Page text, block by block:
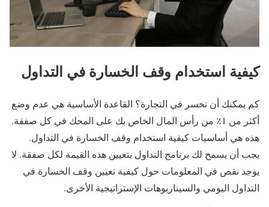
كيفية استخدام وقف الخسارة في التداول
كم يمكنك أن تخسر في التجارة؟ القاعدة الأساسية هي عدم وضع
أكثر من 1٪ من رأس المال الخاص بك على المحك في كل صفقة.
هذه هي أساسيات كيفية استخدام وقف الخسارة في التداول.
يجب أن يسمح لك برنامج التداول بتعيين هذه القيمة لكل صفقة. لا
يوجد نقص في المعلومات حول كيفية تعيين وقف الخسارة في
التداول اليومي والسيناريوهات الإستراتيجية الأخرى.